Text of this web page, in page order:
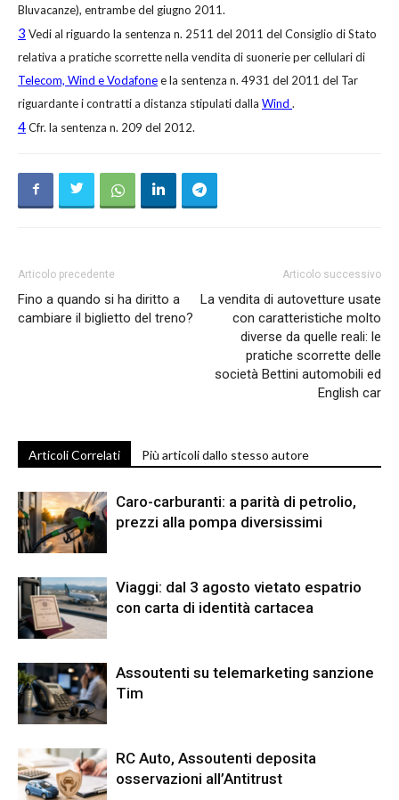
Bluvacanze), entrambe del giugno 2011.
3 Vedi al riguardo la sentenza n. 2511 del 2011 del Consiglio di Stato
relativa a pratiche scorrette nella vendita di suonerie per cellulari di
Telecom, Wind e Vodafonee la sentenza n. 4931 del 2011 del Tar
riguardante i contratti a distanza stipulati dalla Wind .
4Cfr. la sentenza n. 209 del 2012.
Articolo precedente
Fino a quando si ha diritto a
cambiare il biglietto del treno?
Articolo successivo
La vendita di autovetture usate
con caratteristiche molto
diverse da quelle reali: le
pratiche scorrette delle
società Bettini automobili ed
English car
Articoli Correlati Più articoli dallo stesso autore
Caro-carburanti: a parità di petrolio,
prezzi alla pompa diversissimi
Viaggi: dal 3 agosto vietato espatrio
con carta di identità cartacea
Assoutenti su telemarketing sanzione
Tim
RC Auto, Assoutenti deposita
osservazioni all’Antitrust